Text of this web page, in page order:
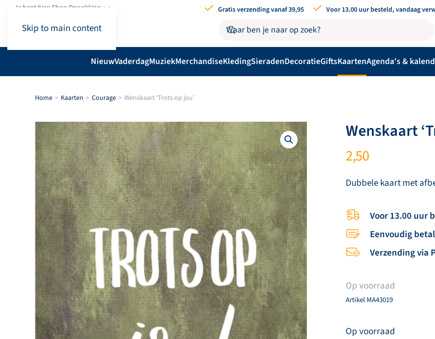
Skip to main content
Je bent hier: Shop.Opwekking Gratis verzending vanaf 39,95 Voor 13.00 uur besteld, vandaag
NieuwVaderdagMuziekMerchandiseKledingSieradenDecoratieGiftsKaartenAgenda's &
Home Kaarten Courage Wenskaart ‘Trots op jou’
Wenskaart
2,50
Dubbele kaart met
Voor 13.00 uur
Eenvoudig
Verzending via
Op voorraad
ArtikelMA43019
Op voorraad